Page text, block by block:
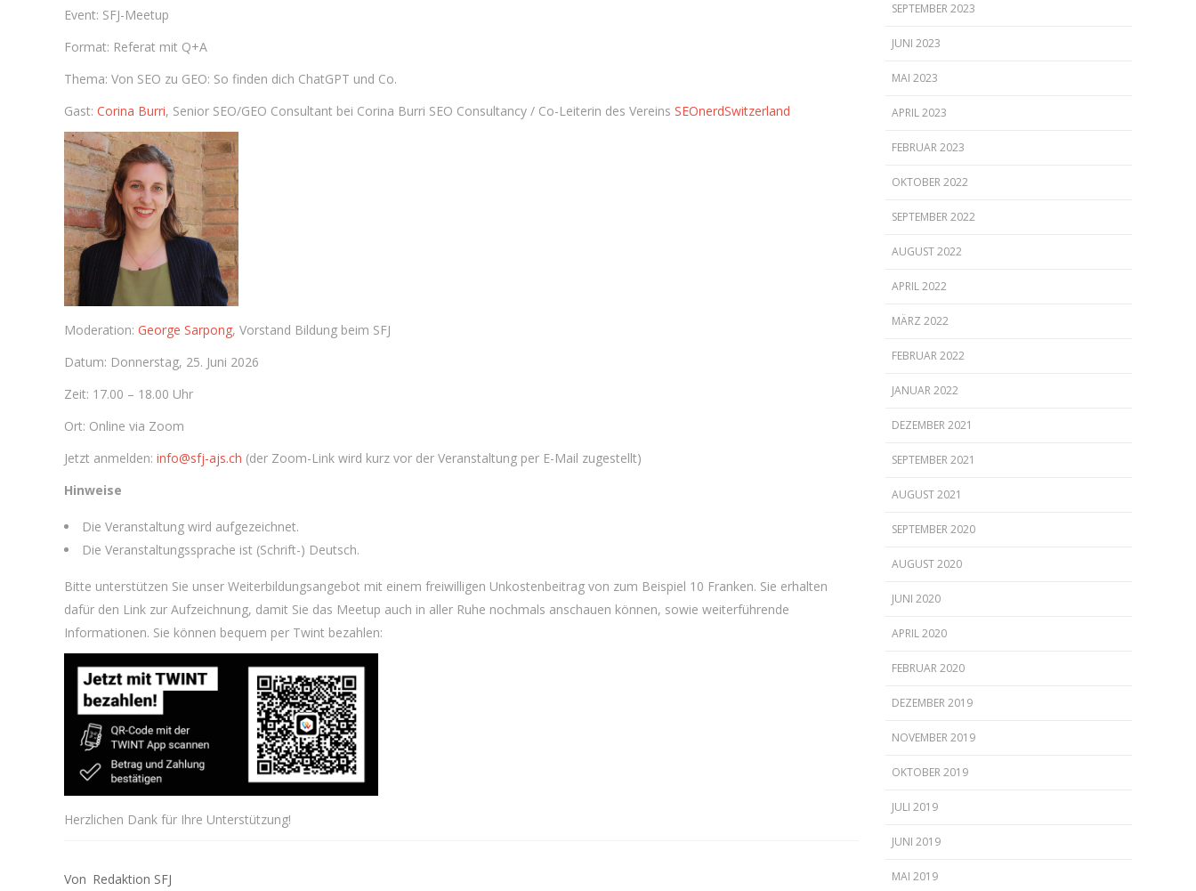
Event: SFJ-Meetup
Format: Referat mit Q+A
Thema: Von SEO zu GEO: So finden dich ChatGPT und Co.
Gast: Corina Burri, Senior SEO/GEO Consultant bei Corina Burri SEO Consultancy / Co-Leiterin des Vereins SEOnerdSwitzerland
Moderation: George Sarpong, Vorstand Bildung beim SFJ
Datum: Donnerstag, 25. Juni 2026
Zeit: 17.00 – 18.00 Uhr
Ort: Online via Zoom
Jetzt anmelden: info@sfj-ajs.ch (der Zoom-Link wird kurz vor der Veranstaltung per E-Mail zugestellt)
Hinweise
Die Veranstaltung wird aufgezeichnet.
Die Veranstaltungssprache ist (Schrift-) Deutsch.
Bitte unterstützen Sie unser Weiterbildungsangebot mit einem freiwilligen Unkostenbeitrag von zum Beispiel 10 Franken. Sie erhalten
dafür den Link zur Aufzeichnung, damit Sie das Meetup auch in aller Ruhe nochmals anschauen können, sowie weiterführende
Informationen. Sie können bequem per Twint bezahlen:
Herzlichen Dank für Ihre Unterstützung!
Redaktion SFJ
SEPTEMBER 2023
JUNI 2023
MAI 2023
APRIL 2023
FEBRUAR 2023
OKTOBER 2022
SEPTEMBER 2022
AUGUST 2022
APRIL 2022
MÄRZ 2022
FEBRUAR 2022
JANUAR 2022
DEZEMBER 2021
SEPTEMBER 2021
AUGUST 2021
SEPTEMBER 2020
AUGUST 2020
JUNI 2020
APRIL 2020
FEBRUAR 2020
DEZEMBER 2019
NOVEMBER 2019
OKTOBER 2019
JULI 2019
JUNI 2019
MAI 2019